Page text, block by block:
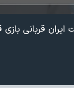
ایران قربانی